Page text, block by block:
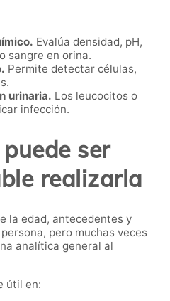
Evalúa densidad, pH,
sangre en orina.
Permite detectar células,
urinaria. Los leucocitos o
infección.
ser
realizarla
la edad, antecedentes y
pero muchas veces
analítica general al
útil en: